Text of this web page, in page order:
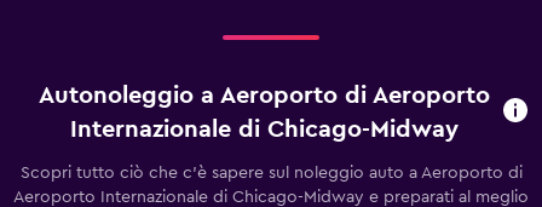
Autonoleggio a Aeroporto di Aeroporto
Internazionale di Chicago-Midway
Scopri tutto ciò che c'è sapere sul noleggio auto a Aeroporto di
Aeroporto Internazionale di Chicago-Midway e preparati al meglio